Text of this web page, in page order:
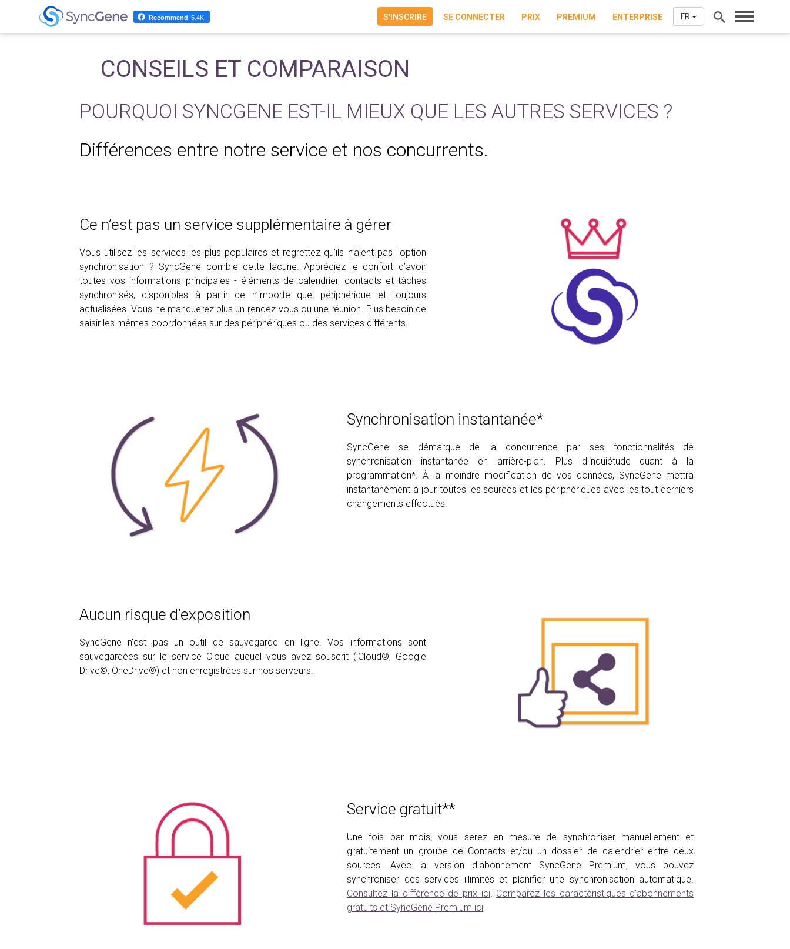
CONSEILS ET COMPARAISON
POURQUOI SYNCGENE EST-IL MIEUX QUE LES AUTRES SERVICES ?
Différences entre notre service et nos concurrents.
Ce n’est pas un service supplémentaire à gérer
Vous utilisez les services les plus populaires et regrettez qu'ils n’aient pas l'option
synchronisation ? SyncGene comble cette lacune. Appréciez le confort d’avoir
toutes vos informations principales - éléments de calendrier, contacts et tâches
synchronisés, disponibles à partir de n’importe quel périphérique et toujours
actualisées. Vous ne manquerez plus un rendez-vous ou une réunion. Plus besoin de
saisir les mêmes coordonnées sur des périphériques ou des services différents.
Synchronisation instantanée*
SyncGene se démarque de la concurrence par ses fonctionnalités de
synchronisation instantanée en arrière-plan. Plus d'inquiétude quant à la
programmation*. À la moindre modification de vos données, SyncGene mettra
instantanément à jour toutes les sources et les périphériques avec les tout derniers
changements effectués.
Aucun risque d’exposition
SyncGene n’est pas un outil de sauvegarde en ligne. Vos informations sont
sauvegardées sur le service Cloud auquel vous avez souscrit (iCloud©, Google
Drive©, OneDrive©) et non enregistrées sur nos serveurs.
Service gratuit**
Une fois par mois, vous serez en mesure de synchroniser manuellement et
gratuitement un groupe de Contacts et/ou un dossier de calendrier entre deux
sources. Avec la version d'abonnement SyncGene Premium, vous pouvez
synchroniser des services illimités et planifier une synchronisation automatique.
Consultez la différence de prix ici. Comparez les caractéristiques d’abonnements
gratuits et SyncGene Premium ici.
Recommend 5.4K S'INSCRIRE SE CONNECTER PRIX PREMIUM ENTERPRISE FR